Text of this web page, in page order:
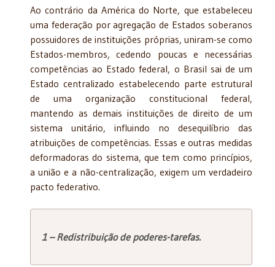
Ao contrário da América do Norte, que estabeleceu
uma federação por agregação de Estados soberanos
possuidores de instituições próprias, uniram-se como
Estados-membros, cedendo poucas e necessárias
competências ao Estado federal, o Brasil sai de um
Estado centralizado estabelecendo parte estrutural
de uma organização constitucional federal,
mantendo as demais instituições de direito de um
sistema unitário, influindo no desequilíbrio das
atribuições de competências. Essas e outras medidas
deformadoras do sistema, que tem como princípios,
a união e a não-centralização, exigem um verdadeiro
pacto federativo.
1 – Redistribuição de poderes-tarefas.